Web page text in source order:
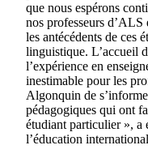
que nous espérons
nos professeurs
les antécédents de ces
linguistique. L’accueil
l’expérience en
inestimable pour les
Algonquin de
pédagogiques qui ont
étudiant particulier », a
l’éducation